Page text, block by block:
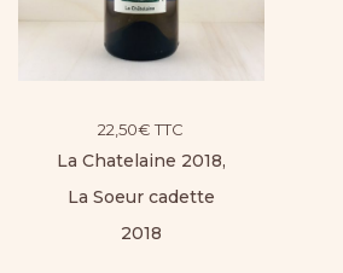
22,50€ TTC
La Chatelaine 2018,
La Soeur cadette
2018